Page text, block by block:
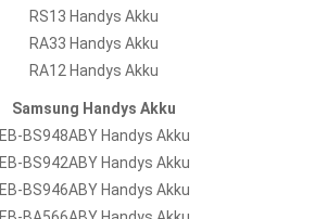
RS13 Handys Akku
RA33 Handys Akku
RA12 Handys Akku
Samsung Handys Akku
EB-BS948ABY Handys Akku
EB-BS942ABY Handys Akku
EB-BS946ABY Handys Akku